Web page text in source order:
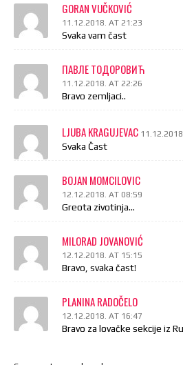
GORAN VUČKOVIĆ
11.12.2018. AT 21:23
Svaka vam čast
ПАВЛЕ ТОДОРОВИЋ
11.12.2018. AT 22:26
Bravo zemljaci..
LJUBA KRAGUJEVAC
Svaka Čast
BOJAN MOMCILOVIC
12.12.2018. AT 08:59
Greota zivotinja…
MILORAD JOVANOVIĆ
12.12.2018. AT 15:15
Bravo, svaka čast!
PLANINA RADOČELO
12.12.2018. AT 16:47
Bravo za lovačke sekcije iz